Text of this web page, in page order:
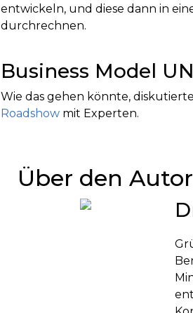
entwickeln, und diese dann in
durchrechnen.
Business Model
Wie das gehen könnte,
Roadshow mit Experten.
Über den Autor